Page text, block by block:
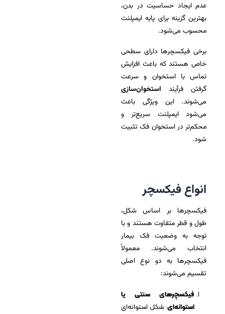
عدم ایجاد حساسیت در بدن،
بهترین گزینه برای پایه ایمپلنت
محسوب می‌شود.
برخی فیکسچرها دارای سطحی
خاص هستند که باعث افزایش
تماس با استخوان و سرعت
گرفتن فرآیند استخوان‌سازی
می‌شوند. این ویژگی باعث
می‌شود ایمپلنت سریع‌تر و
محکم‌تر در استخوان فک تثبیت
شود.
انواع فیکسچر
فیکسچرها بر اساس شکل،
طول و قطر متفاوت هستند و با
توجه به وضعیت فک بیمار
انتخاب می‌شوند. معمولاً
فیکسچرها به دو نوع اصلی
تقسیم می‌شوند:
فیکسچرهای سنتی یا
استوانه‌ای: شکل استوانه‌ای